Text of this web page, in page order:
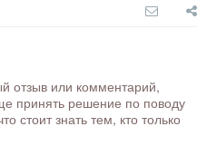
отзыв или комментарий,
принять решение по поводу
стоит знать тем, кто только